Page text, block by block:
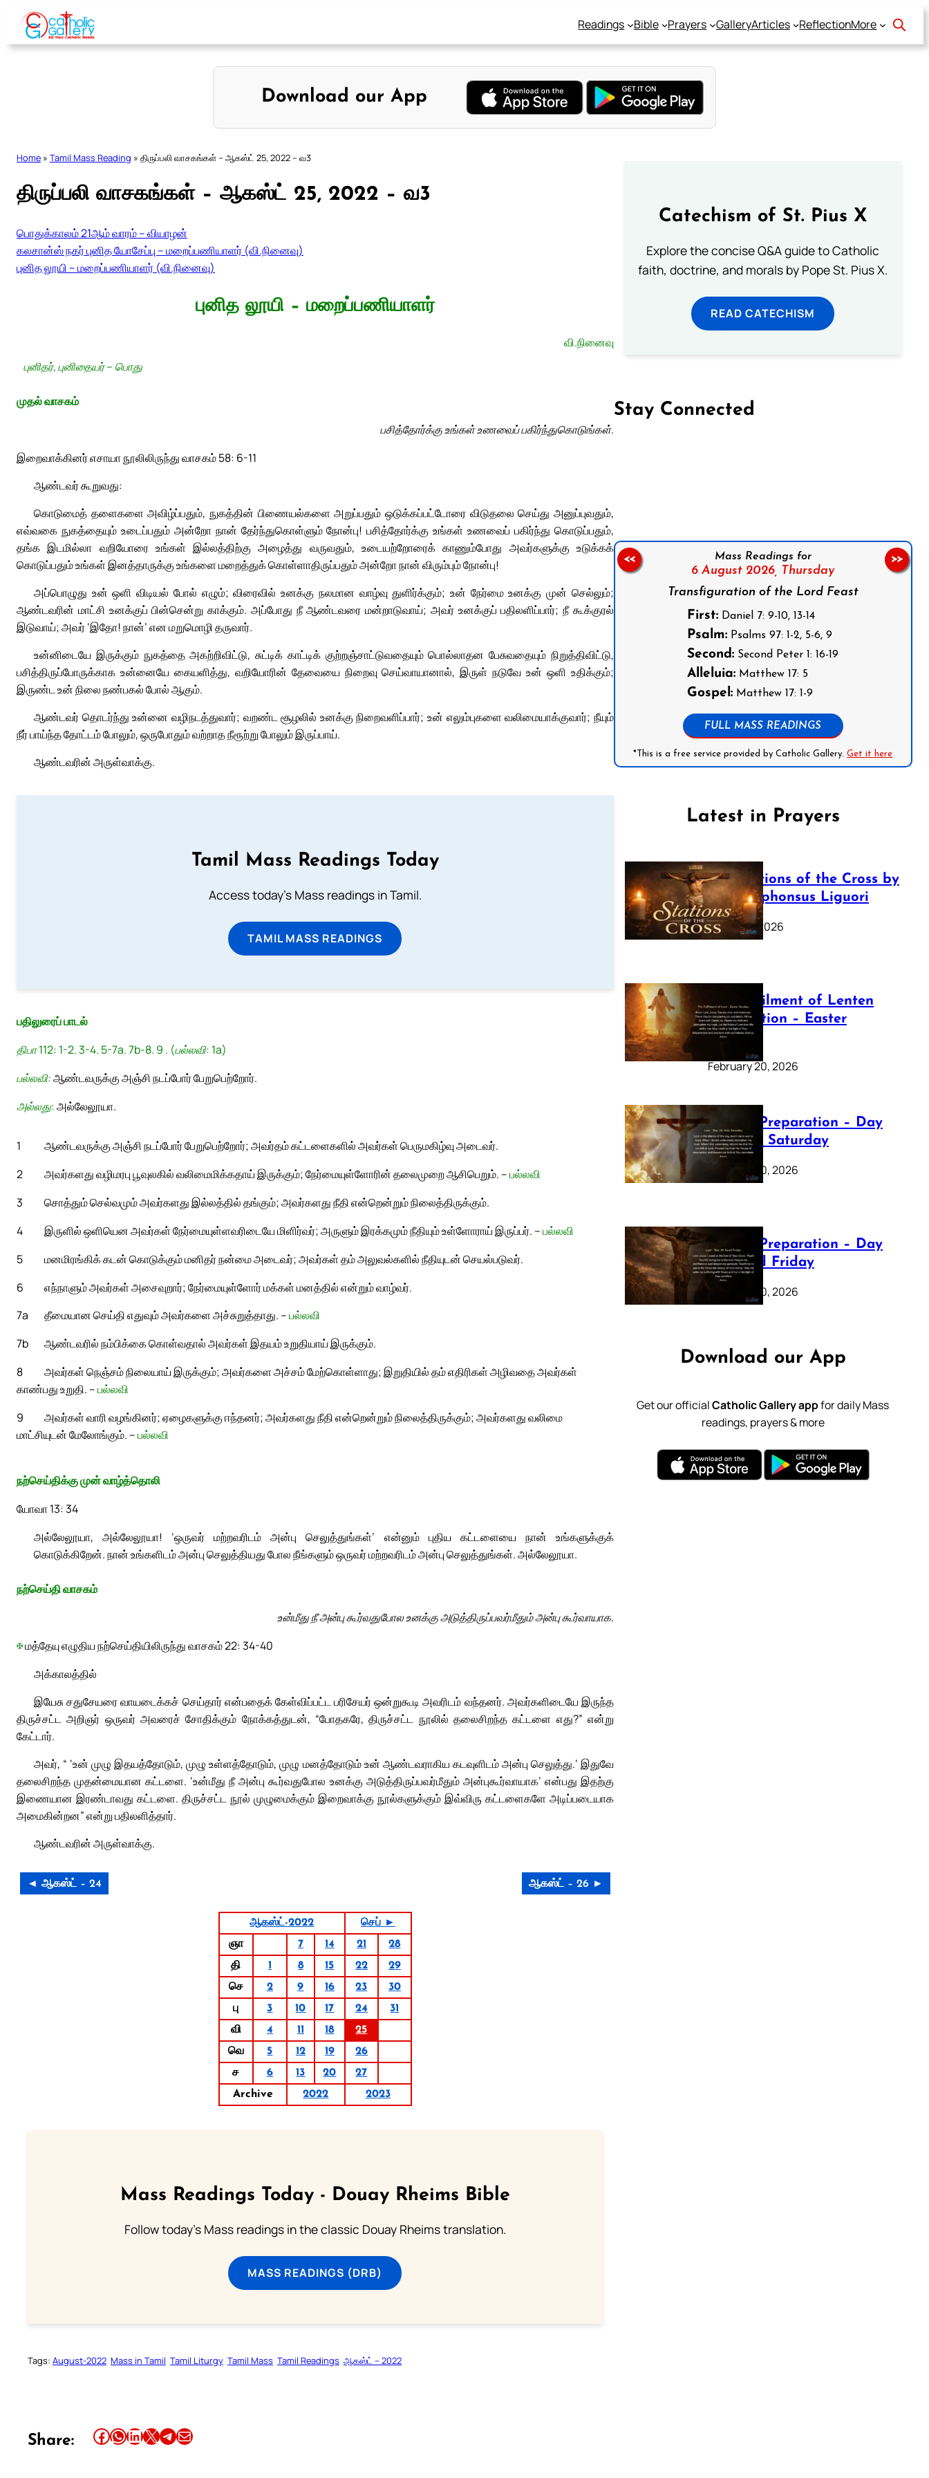
Skip
content
Readings Bible Prayers GalleryArticles ReflectionMore
Download our App
Home » Tamil Mass Reading » திருப்பலி வாசகங்கள் – ஆகஸ்ட் 25, 2022 – வ3
திருப்பலி வாசகங்கள் – ஆகஸ்ட் 25, 2022 – வ3
பொதுக்காலம் 21ஆம் வாரம் – வியாழன்
கலசான்ஸ் நகர் புனித யோசேப்பு – மறைப்பணியாளர் (வி.நினைவு)
புனித லூயி – மறைப்பணியாளர் (வி.நினைவு)
புனித லூயி – மறைப்பணியாளர்
வி.நினைவு
புனிதர், புனிதையர் – பொது
முதல் வாசகம்
பசித்தோர்க்கு உங்கள் உணவைப் பகிர்ந்துகொடுங்கள்.
இறைவாக்கினர் எசாயா நூலிலிருந்து வாசகம் 58: 6-11
ஆண்டவர் கூறுவது:
கொடுமைத் தளைகளை அவிழ்ப்பதும், நுகத்தின் பிணையல்களை அறுப்பதும் ஒடுக்கப்பட்டோரை விடுதலை செய்து அனுப்புவதும்,
எவ்வகை நுகத்தையும் உடைப்பதும் அன்றோ நான் தேர்ந்துகொள்ளும் நோன்பு! பசித்தோர்க்கு உங்கள் உணவைப் பகிர்ந்து கொடுப்பதும்,
தங்க இடமில்லா வறியோரை உங்கள் இல்லத்திற்கு அழைத்து வருவதும், உடையற்றோரைக் காணும்போது அவர்களுக்கு உடுக்கக்
கொடுப்பதும் உங்கள் இனத்தாருக்கு உங்களை மறைத்துக் கொள்ளாதிருப்பதும் அன்றோ நான் விரும்பும் நோன்பு!
அப்பொழுது உன் ஒளி விடியல் போல் எழும்; விரைவில் உனக்கு நலமான வாழ்வு துளிர்க்கும்; உன் நேர்மை உனக்கு முன் செல்லும்;
ஆண்டவரின் மாட்சி உனக்குப் பின்சென்று காக்கும். அப்போது நீ ஆண்டவரை மன்றாடுவாய்; அவர் உனக்குப் பதிலளிப்பார்; நீ கூக்குரல்
இடுவாய்; அவர் ‘இதோ! நான்’ என மறுமொழி தருவார்.
உன்னிடையே இருக்கும் நுகத்தை அகற்றிவிட்டு, சுட்டிக் காட்டிக் குற்றஞ்சாட்டுவதையும் பொல்லாதன பேசுவதையும் நிறுத்திவிட்டு,
பசித்திருப்போருக்காக உன்னையே கையளித்து, வறியோரின் தேவையை நிறைவு செய்வாயானால், இருள் நடுவே உன் ஒளி உதிக்கும்;
இருண்ட உன் நிலை நண்பகல் போல் ஆகும்.
ஆண்டவர் தொடர்ந்து உன்னை வழிநடத்துவார்; வறண்ட சூழலில் உனக்கு நிறைவளிப்பார்; உன் எலும்புகளை வலிமையாக்குவார்; நீயும்
நீர் பாய்ந்த தோட்டம் போலும், ஒருபோதும் வற்றாத நீரூற்று போலும் இருப்பாய்.
ஆண்டவரின் அருள்வாக்கு.
Tamil Mass Readings Today
Access today's Mass readings in Tamil.
TAMIL MASS READINGS
பதிலுரைப் பாடல்
திபா 112: 1-2. 3-4. 5-7a. 7b-8. 9 . (பல்லவி: 1a)
பல்லவி:ஆண்டவருக்கு அஞ்சி நடப்போர் பேறுபெற்றோர்.
அல்லது:அல்லேலூயா.
1
ஆண்டவருக்கு அஞ்சி நடப்போர் பேறுபெற்றோர்; அவர்தம் கட்டளைகளில் அவர்கள் பெருமகிழ்வு அடைவர்.
2
அவர்களது வழிமரபு பூவுலகில் வலிமைமிக்கதாய் இருக்கும்; நேர்மையுள்ளோரின் தலைமுறை ஆசிபெறும். –பல்லவி
3
சொத்தும் செல்வமும் அவர்களது இல்லத்தில் தங்கும்; அவர்களது நீதி என்றென்றும் நிலைத்திருக்கும்.
4
இருளில் ஒளியென அவர்கள் நேர்மையுள்ளவரிடையே மிளிர்வர்; அருளும் இரக்கமும் நீதியும் உள்ளோராய் இருப்பர். –பல்லவி
5
மனமிரங்கிக் கடன் கொடுக்கும் மனிதர் நன்மை அடைவர்; அவர்கள் தம் அலுவல்களில் நீதியுடன் செயல்படுவர்.
6
எந்நாளும் அவர்கள் அசைவுறார்; நேர்மையுள்ளோர் மக்கள் மனத்தில் என்றும் வாழ்வர்.
7a
தீமையான செய்தி எதுவும் அவர்களை அச்சுறுத்தாது. –பல்லவி
7b
ஆண்டவரில் நம்பிக்கை கொள்வதால் அவர்கள் இதயம் உறுதியாய் இருக்கும்.
8
அவர்கள் நெஞ்சம் நிலையாய் இருக்கும்; அவர்களை அச்சம் மேற்கொள்ளாது; இறுதியில் தம் எதிரிகள் அழிவதை அவர்கள்
காண்பது உறுதி. –பல்லவி
9
அவர்கள் வாரி வழங்கினர்; ஏழைகளுக்கு ஈந்தனர்; அவர்களது நீதி என்றென்றும் நிலைத்திருக்கும்; அவர்களது வலிமை
மாட்சியுடன் மேலோங்கும். –பல்லவி
நற்செய்திக்கு முன் வாழ்த்தொலி
யோவா 13: 34
அல்லேலூயா, அல்லேலூயா! ‘ஒருவர் மற்றவரிடம் அன்பு செலுத்துங்கள்’ என்னும் புதிய கட்டளையை நான் உங்களுக்குக்
கொடுக்கிறேன். நான் உங்களிடம் அன்பு செலுத்தியது போல நீங்களும் ஒருவர் மற்றவரிடம் அன்பு செலுத்துங்கள். அல்லேலூயா.
நற்செய்தி வாசகம்
உன்மீது நீ அன்பு கூர்வதுபோல உனக்கு அடுத்திருப்பவர்மீதும் அன்பு கூர்வாயாக.
✠மத்தேயு எழுதிய நற்செய்தியிலிருந்து வாசகம் 22: 34-40
அக்காலத்தில்
இயேசு சதுசேயரை வாயடைக்கச் செய்தார் என்பதைக் கேள்விப்பட்ட பரிசேயர் ஒன்றுகூடி அவரிடம் வந்தனர். அவர்களிடையே இருந்த
திருச்சட்ட அறிஞர் ஒருவர் அவரைச் சோதிக்கும் நோக்கத்துடன், “போதகரே, திருச்சட்ட நூலில் தலைசிறந்த கட்டளை எது?” என்று
கேட்டார்.
அவர், “ ‘உன் முழு இதயத்தோடும், முழு உள்ளத்தோடும், முழு மனத்தோடும் உன் ஆண்டவராகிய கடவுளிடம் அன்பு செலுத்து.’ இதுவே
தலைசிறந்த முதன்மையான கட்டளை. ‘உன்மீது நீ அன்பு கூர்வதுபோல உனக்கு அடுத்திருப்பவர்மீதும் அன்புகூர்வாயாக’ என்பது இதற்கு
இணையான இரண்டாவது கட்டளை. திருச்சட்ட நூல் முழுமைக்கும் இறைவாக்கு நூல்களுக்கும் இவ்விரு கட்டளைகளே அடிப்படையாக
அமைகின்றன” என்று பதிலளித்தார்.
ஆண்டவரின் அருள்வாக்கு.
◄ ஆகஸ்ட் – 24 ஆகஸ்ட் – 26 ►
ஆகஸ்ட்-2022
செப் ►
ஞா
7 14 21
28
தி
1 8 15 22
29
செ
2 9 16 23
30
பு
3 10 17 24
31
வி
4 11 18
25
வெ
5 12 19
26
ச
6 13 20
27
Archive
2022 2023
Mass Readings Today - Douay Rheims Bible
Follow today's Mass readings in the classic Douay Rheims translation.
MASS READINGS (DRB)
Tags: August-2022 Mass in Tamil Tamil Liturgy Tamil Mass Tamil Readings ஆகஸ்ட் – 2022
Share: Share this article on Facebook Share this article on WhatsApp Share this article on LinkedIn Share this article on X Share this article on TelegramEmail this Article
Catechism of St. Pius X
Explore the concise Q&A guide to Catholic
faith, doctrine, and morals by Pope St. Pius X.
READ CATECHISM
Stay Connected
Mass Readings for
6 August 2026, Thursday
Transfiguration of the Lord Feast
First: Daniel 7: 9-10, 13-14
Psalm: Psalms 97: 1-2, 5-6, 9
Second: Second Peter 1: 16-19
Alleluia: Matthew 17: 5
Gospel: Matthew 17: 1-9
FULL MASS READINGS
*This is a free service provided by Catholic Gallery.Get it here
<< >>
Latest in Prayers
The Stations of the Cross by
Saint Alphonsus Liguori
March 16, 2026
The Fulfilment of Lenten
Preparation – Easter
Sunday
February 20, 2026
Lenten Preparation – Day
40: Holy Saturday
February 20, 2026
Lenten Preparation – Day
39: Good Friday
February 20, 2026
Download our App
Get our officialCatholic Gallery appfor daily Mass
readings, prayers & more